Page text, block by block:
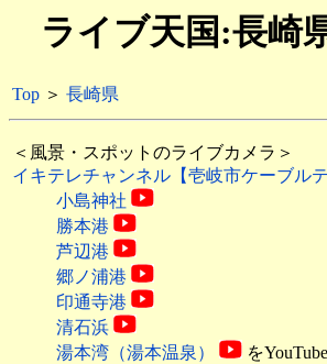
ライブ天国:長崎
Top ＞ 長崎県
＜風景・スポットのライブカメラ＞
イキテレチャンネル【壱岐市ケーブルテ
小島神社
勝本港
芦辺港
郷ノ浦港
印通寺港
清石浜
湯本湾（湯本温泉）
を